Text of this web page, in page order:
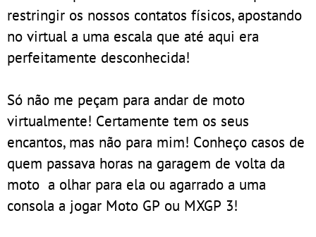
restringir os nossos contatos físicos, apostando
no virtual a uma escala que até aqui era
perfeitamente desconhecida!
Só não me peçam para andar de moto
virtualmente! Certamente tem os seus
encantos, mas não para mim! Conheço casos de
quem passava horas na garagem de volta da
moto a olhar para ela ou agarrado a uma
consola a jogar Moto GP ou MXGP 3!